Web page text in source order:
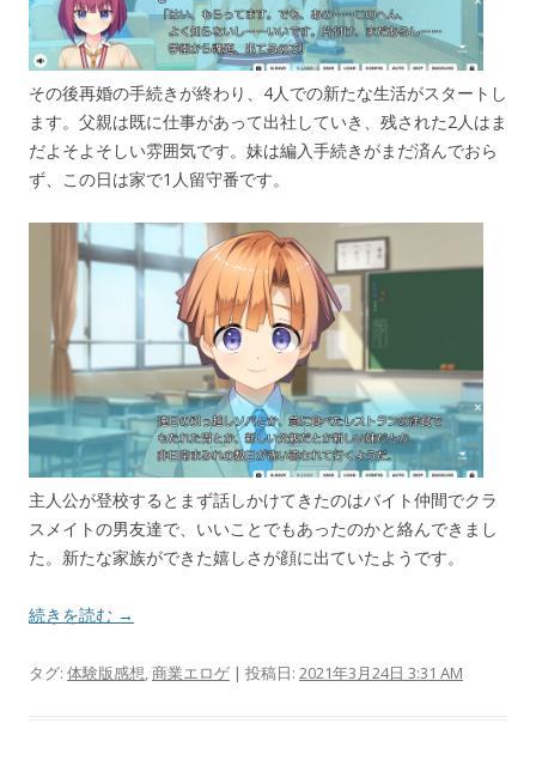
その後再婚の手続きが終わり、4人での新たな生活がスタートし
ます。父親は既に仕事があって出社していき、残された2人はま
だよそよそしい雰囲気です。妹は編入手続きがまだ済んでおら
ず、この日は家で1人留守番です。
主人公が登校するとまず話しかけてきたのはバイト仲間でクラ
スメイトの男友達で、いいことでもあったのかと絡んできまし
た。新たな家族ができた嬉しさが顔に出ていたようです。
続きを読む →
タグ: 体験版感想 商業エロゲ | 投稿日: 2021年3月24日 3:31 AM